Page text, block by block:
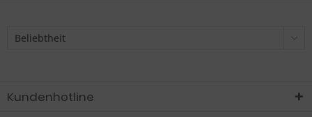
Kundenhotline